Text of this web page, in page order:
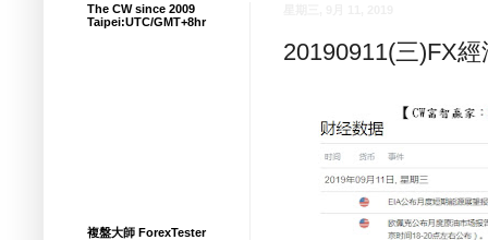
20190911(三)FX
The CW since 2009
Taipei:UTC/GMT+8hr
複盤大師 ForexTester